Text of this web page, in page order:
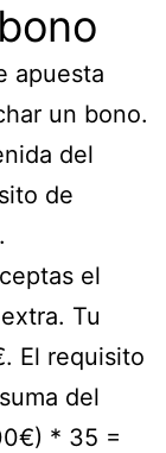
apuesta
un bono.
del
de
el
Tu
El requisito
del
* 35 =